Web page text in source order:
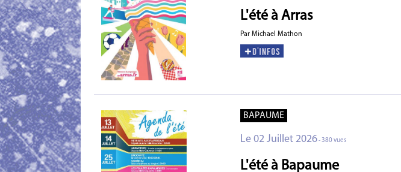
L'été à Arras
Par Michael Mathon
BAPAUME
Le 02 Juillet 2026- 380 vues
L'été à Bapaume